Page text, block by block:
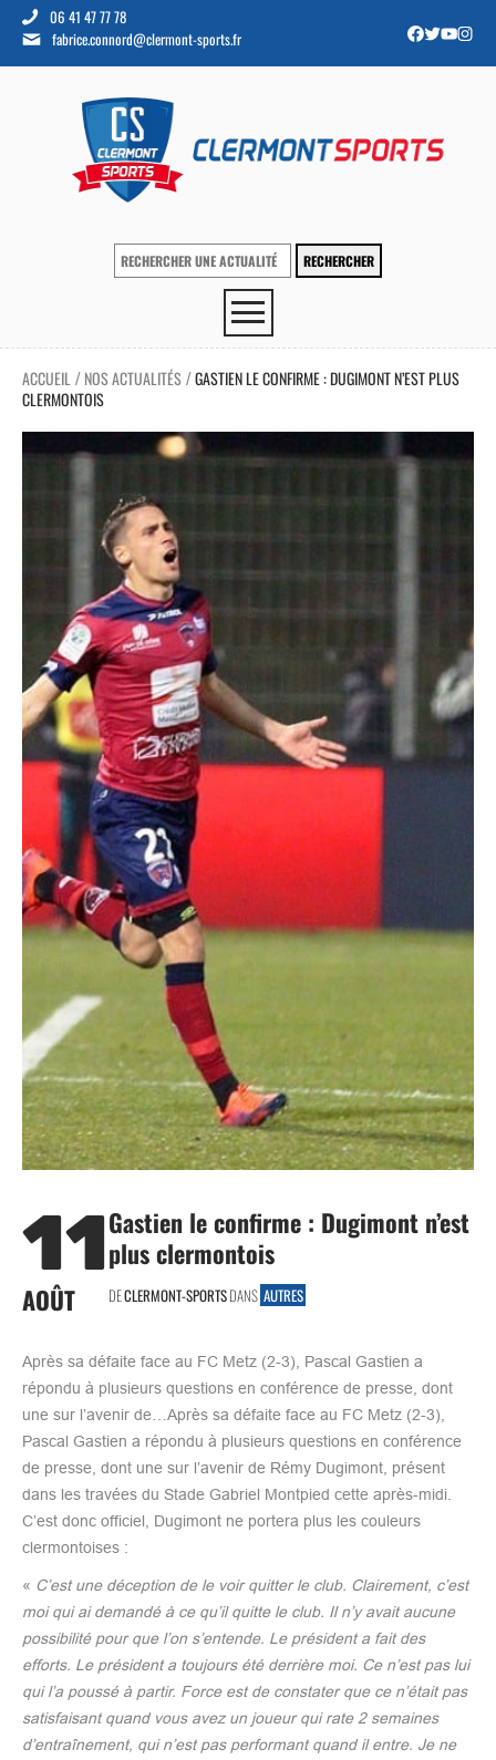
06 41 47 77 78
fabrice.connord@clermont-sports.fr
ACCUEIL / NOS ACTUALITÉS /GASTIEN LE CONFIRME : DUGIMONT N’EST PLUS
CLERMONTOIS
11
AOÛT
Gastien le confirme : Dugimont n’est
plus clermontois
DECLERMONT-SPORTSDANS AUTRES
Après sa défaite face au FC Metz (2-3), Pascal Gastien a
répondu à plusieurs questions en conférence de presse, dont
une sur l’avenir de…Après sa défaite face au FC Metz (2-3),
Pascal Gastien a répondu à plusieurs questions en conférence
de presse, dont une sur l’avenir de Rémy Dugimont, présent
dans les travées du Stade Gabriel Montpied cette après-midi.
C’est donc officiel, Dugimont ne portera plus les couleurs
clermontoises :
« C’est une déception de le voir quitter le club. Clairement, c’est
moi qui ai demandé à ce qu’il quitte le club. Il n’y avait aucune
possibilité pour que l’on s’entende. Le président a fait des
efforts. Le président a toujours été derrière moi. Ce n’est pas lui
qui l’a poussé à partir. Force est de constater que ce n’était pas
satisfaisant quand vous avez un joueur qui rate 2 semaines
d’entraînement, qui n’est pas performant quand il entre. Je ne